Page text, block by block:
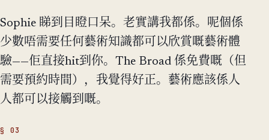
Sophie 睇到目瞪口呆。老實講我都係。呢個係
少數唔需要任何藝術知識都可以欣賞嘅藝術體
驗——佢直接hit到你。The Broad 係免費嘅（但
需要預約時間），我覺得好正。藝術應該係人
人都可以接觸到嘅。